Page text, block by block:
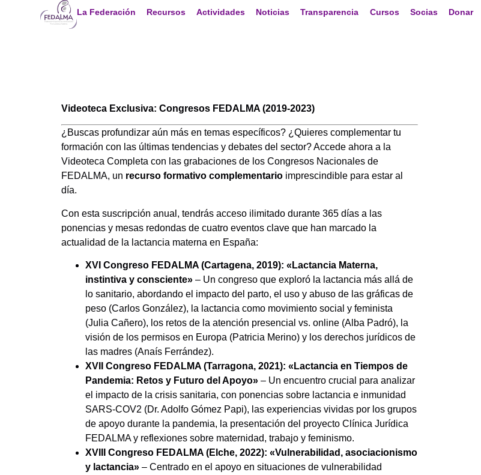
La Federación Recursos Actividades Noticias Transparencia Cursos Socias Donar
Videoteca Exclusiva: Congresos FEDALMA (2019-2023)
¿Buscas profundizar aún más en temas específicos? ¿Quieres complementar tu
formación con las últimas tendencias y debates del sector? Accede ahora a la
Videoteca Completa con las grabaciones de los Congresos Nacionales de
FEDALMA, un recurso formativo complementario imprescindible para estar al
día.
Con esta suscripción anual, tendrás acceso ilimitado durante 365 días a las
ponencias y mesas redondas de cuatro eventos clave que han marcado la
actualidad de la lactancia materna en España:
XVI Congreso FEDALMA (Cartagena, 2019): «Lactancia Materna,
instintiva y consciente» – Un congreso que exploró la lactancia más allá de
lo sanitario, abordando el impacto del parto, el uso y abuso de las gráficas de
peso (Carlos González), la lactancia como movimiento social y feminista
(Julia Cañero), los retos de la atención presencial vs. online (Alba Padró), la
visión de los permisos en Europa (Patricia Merino) y los derechos jurídicos de
las madres (Anaís Ferrández).
XVII Congreso FEDALMA (Tarragona, 2021): «Lactancia en Tiempos de
Pandemia: Retos y Futuro del Apoyo» – Un encuentro crucial para analizar
el impacto de la crisis sanitaria, con ponencias sobre lactancia e inmunidad
SARS-COV2 (Dr. Adolfo Gómez Papi), las experiencias vividas por los grupos
de apoyo durante la pandemia, la presentación del proyecto Clínica Jurídica
FEDALMA y reflexiones sobre maternidad, trabajo y feminismo.
XVIII Congreso FEDALMA (Elche, 2022): «Vulnerabilidad, asociacionismo
y lactancia» – Centrado en el apoyo en situaciones de vulnerabilidad